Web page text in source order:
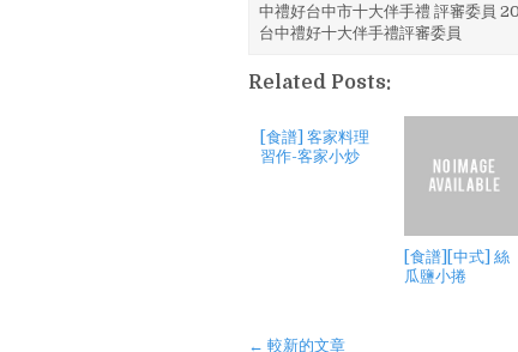
中禮好台中市十大伴手禮 評審委員
台中禮好十大伴手禮評審委員
Related Posts:
[食譜] 客家料理
習作-客家小炒
[食譜][中式] 絲
瓜鹽小捲
← 較新的文章